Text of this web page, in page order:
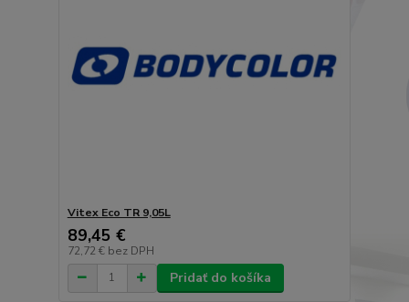
Vitex Eco TR 9,05L
89,45 €
72,72 € bez DPH
Pridať do košíka